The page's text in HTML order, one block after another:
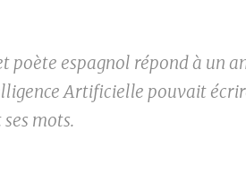
poète espagnol répond à un
Artificielle pouvait
mots.